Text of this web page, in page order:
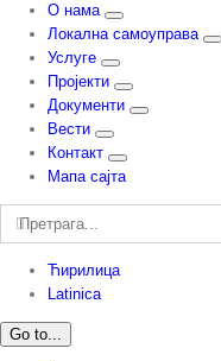
О нама
Локална самоуправа
Услуге
Пројекти
Документи
Вести
Контакт
Мапа сајта
Претрага:
Ћирилица
Latinica
Go to...